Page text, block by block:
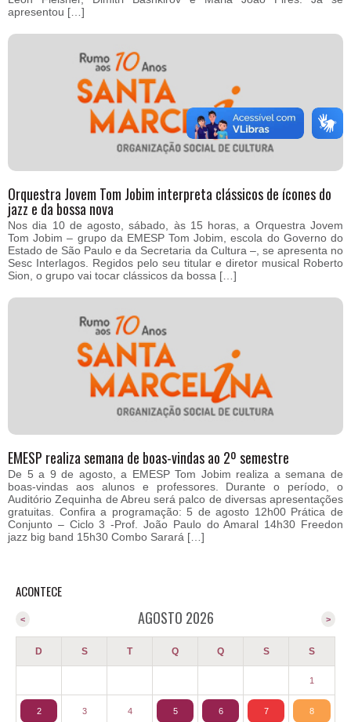
apresentou […]
Orquestra Jovem Tom Jobim interpreta clássicos de ícones do
jazz e da bossa nova
Nos dia 10 de agosto, sábado, às 15 horas, a Orquestra Jovem
Tom Jobim – grupo da EMESP Tom Jobim, escola do Governo do
Estado de São Paulo e da Secretaria da Cultura –, se apresenta no
Sesc Interlagos. Regidos pelo seu titular e diretor musical Roberto
Sion, o grupo vai tocar clássicos da bossa […]
EMESP realiza semana de boas-vindas ao 2º semestre
De 5 a 9 de agosto, a EMESP Tom Jobim realiza a semana de
boas-vindas aos alunos e professores. Durante o período, o
Auditório Zequinha de Abreu será palco de diversas apresentações
gratuitas. Confira a programação: 5 de agosto 12h00 Prática de
Conjunto – Ciclo 3 -Prof. João Paulo do Amaral 14h30 Freedon
jazz big band 15h30 Combo Sarará […]
ACONTECE
AGOSTO 2026 >
<
D S T Q Q S S
1
2 3 4 5 6 7 8